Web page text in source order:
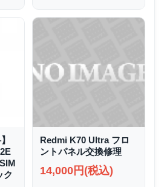
ク
Redmi K70 Ultra フロ
ントパネル交換修理
14,000円(税込)